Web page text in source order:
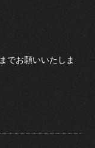
までお願いいたしま